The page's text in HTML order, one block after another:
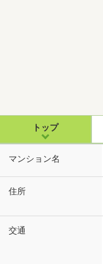
トップ
マンション名
住所
交通